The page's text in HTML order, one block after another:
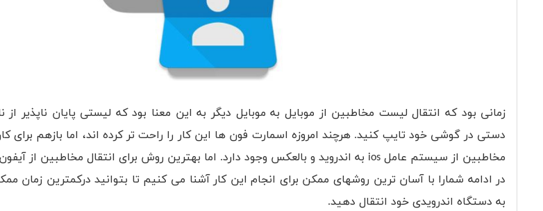
زمانی بود که انتقال لیست مخاطبین از موبایل به موبایل دیگر به این معنا بود که لیستی پایان ناپذیر
دستی در گوشی خود تایپ کنید. هرچند امروزه اسمارت فون ها این کار را راحت تر کرده اند، اما بازهم برای
مخاطبین از سیستم عامل ios به اندروید و بالعکس وجود دارد. اما بهترین روش برای انتقال مخاطبین از آیفون به اندروید چیست؟!
در ادامه شمارا با آسان ترین روشهای ممکن برای انجام این کار آشنا می کنیم تا بتوانید درکمترین زمان
به دستگاه اندرویدی خود انتقال دهید.